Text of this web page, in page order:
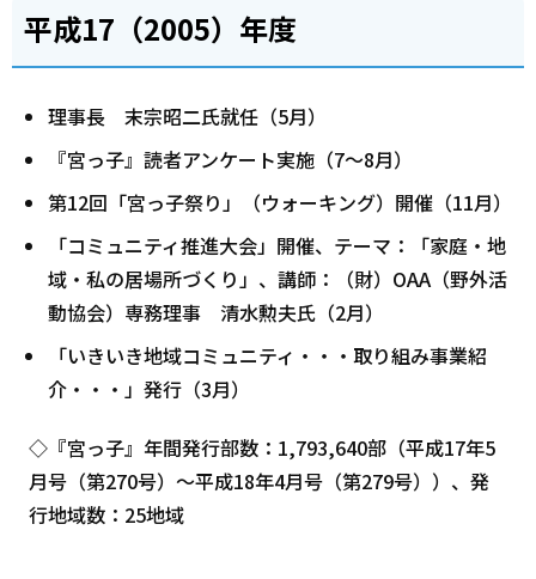
平成17（2005）年度
理事長 末宗昭二氏就任（5月）
『宮っ子』読者アンケート実施（7～8月）
第12回「宮っ子祭り」（ウォーキング）開催（11月）
「コミュニティ推進大会」開催、テーマ：「家庭・地
域・私の居場所づくり」、講師：（財）OAA（野外活
動協会）専務理事 清水勲夫氏（2月）
「いきいき地域コミュニティ・・・取り組み事業紹
介・・・」発行（3月）
◇『宮っ子』年間発行部数：1,793,640部（平成17年5
月号（第270号）～平成18年4月号（第279号））、発
行地域数：25地域